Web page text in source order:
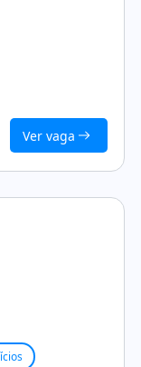
Ver vaga